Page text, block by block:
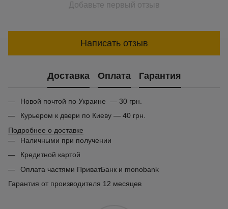
Добавьте первый отзыв
Написать отзыв
Доставка Оплата Гарантия
Новой почтой по Украине — 30 грн.
Курьером к двери по Киеву — 40 грн.
Подробнее о доставке
Наличными при получении
Кредитной картой
Оплата частями ПриватБанк и monobank
Гарантия от производителя 12 месяцев